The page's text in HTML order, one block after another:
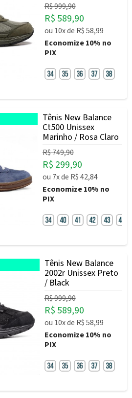
R$ 999,90
R$ 589,90
ou 10xde R$ 58,99
Economize10% no
PIX
Tênis New Balance
Ct500 Unissex
Marinho / Rosa Claro
R$ 749,90
R$ 299,90
ou 7xde R$ 42,84
Economize10% no
PIX
Tênis New Balance
2002r Unissex Preto
/ Black
R$ 999,90
R$ 589,90
ou 10xde R$ 58,99
Economize10% no
PIX